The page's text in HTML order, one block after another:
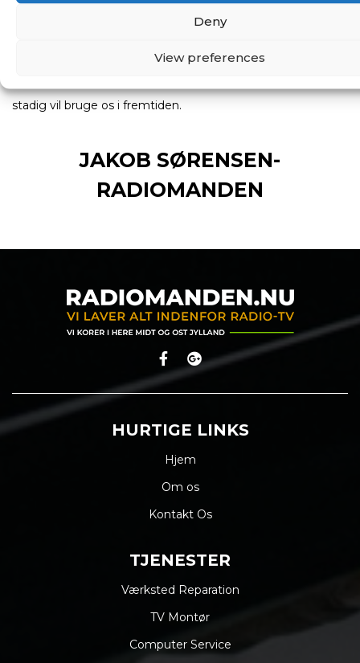
Deny
View preferences
være dyrt, og at god og hurtig service skulle være en
selvfølge, og tingene tog fart og radiomanden blev til en
succes i løbet af det første år, vi vil gerne takke alle vores
stadig vil bruge os i fremtiden.
JAKOB SØRENSEN-
RADIOMANDEN
HURTIGE LINKS
Hjem
Om os
Kontakt Os
TJENESTER
Værksted Reparation
TV Montør
Computer Service